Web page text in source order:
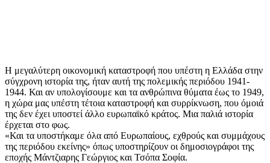
Η μεγαλύτερη οικονομική καταστροφή που υπέστη η Ελλάδα στην
σύγχρονη ιστορία της, ήταν αυτή της πολεμικής περιόδου 1941-
1944. Και αν υπολογίσουμε και τα ανθρώπινα θύματα έως το 1949,
η χώρα μας υπέστη τέτοια καταστροφή και συρρίκνωση, που όμοιά
της δεν έχει υποστεί άλλο ευρωπαϊκό κράτος. Μια παλιά ιστορία
έρχεται στο φως.
«Και τα υποστήκαμε όλα από Ευρωπαίους, εχθρούς και συμμάχους
της περιόδου εκείνης» όπως υποστηρίζουν οι δημοσιογράφοι της
εποχής Μάντζιαρης Γεώργιος και Τσόπα Σοφία.